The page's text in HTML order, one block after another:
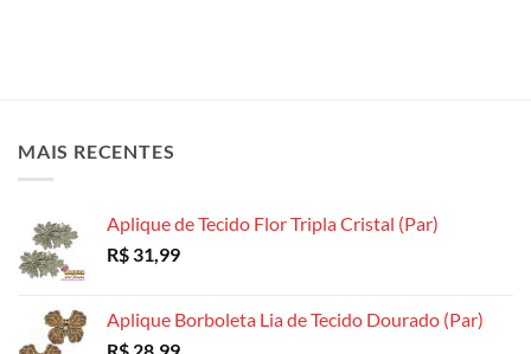
MAIS RECENTES
Aplique de Tecido Flor Tripla Cristal (Par)
R$ 31,99
Aplique Borboleta Lia de Tecido Dourado (Par)